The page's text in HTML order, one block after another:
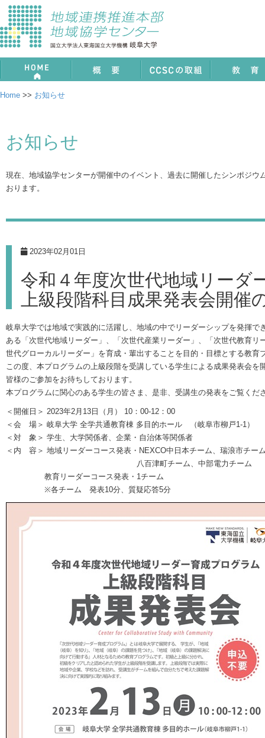
Home >> お知らせ
お知らせ
現在、地域協学センターが開催中のイベント、過去に開催したシンポジウ
おります。
2023年02月01日
令和４年度次世代地域リーダ
上級段階科目成果発表会開催
岐阜大学では地域で実践的に活躍し、地域の中でリーダーシップを発揮で
ある「次世代地域リーダー」、「次世代産業リーダー」、「次世代教育リ
世代グローカルリーダー」を育成・輩出することを目的・目標とする教育
この度、本プログラムの上級段階を受講している学生による成果発表会を
皆様のご参加をお待ちしております。
本プログラムに関心のある学生の皆さま、是非、受講生の発表をご覧くだ
＜開催日＞ 2023年2月13日（月） 10：00-12：00
＜会 場＞ 岐阜大学 全学共通教育棟 多目的ホール （岐阜市柳戸1-1）
＜対 象＞ 学生、大学関係者、企業・自治体等関係者
＜内 容＞ 地域リーダーコース発表・NEXCO中日本チーム、瑞浪市チー
八百津町チーム、中部電力チーム
教育リーダーコース発表・1チーム
※各チーム 発表10分、質疑応答5分